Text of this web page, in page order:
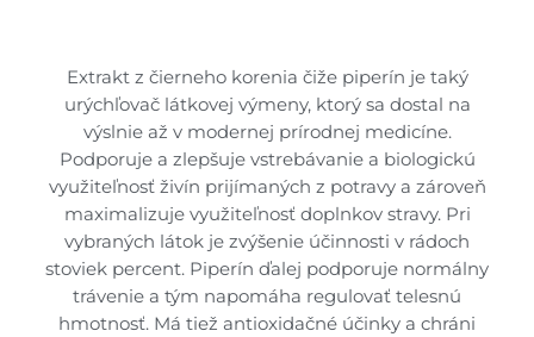
Extrakt z čierneho korenia čiže piperín je taký
urýchľovač látkovej výmeny, ktorý sa dostal na
výslnie až v modernej prírodnej medicíne.
Podporuje a zlepšuje vstrebávanie a biologickú
využiteľnosť živín prijímaných z potravy a zároveň
maximalizuje využiteľnosť doplnkov stravy. Pri
vybraných látok je zvýšenie účinnosti v rádoch
stoviek percent. Piperín ďalej podporuje normálny
trávenie a tým napomáha regulovať telesnú
hmotnosť. Má tiež antioxidačné účinky a chráni